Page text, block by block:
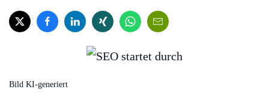
Bild KI-generiert